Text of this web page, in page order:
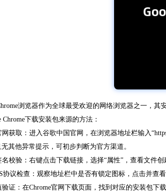
浏览器作为全球最受欢迎的网络浏览器之一，
Chrome下载安装包来源的方法：
网获取：进入谷歌中国官网，在浏览器地址栏输入
其他异常提示，可初步判断为官方渠道。
校验：右键点击下载链接，选择“属性”，查看文件
协议检查：观察地址栏中是否有锁定图标，点击并查
验证：在Chrome官网下载页面，找到对应的安装包